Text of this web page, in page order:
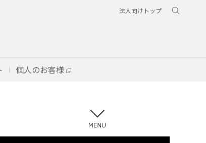
法人向けトップ
個人のお客様